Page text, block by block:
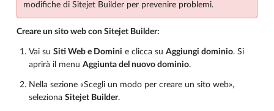
modifiche di Sitejet Builder per prevenire problemi.
Creare un sito web con Sitejet Builder:
Vai su Siti Web e Domini e clicca su Aggiungi dominio. Si
aprirà il menu Aggiunta del nuovo dominio.
Nella sezione «Scegli un modo per creare un sito web»,
seleziona Sitejet Builder.